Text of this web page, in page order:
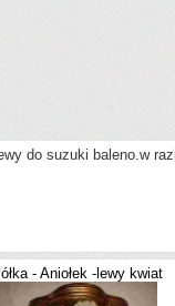
do suzuki baleno.w
- Aniołek -lewy kwiat